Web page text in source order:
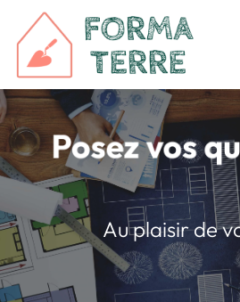
Posez vos
Au plaisir de